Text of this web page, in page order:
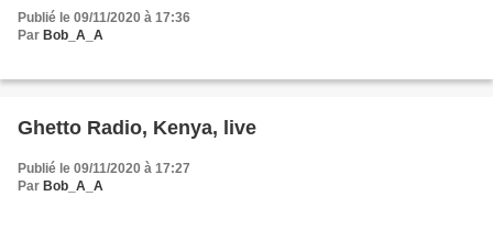
Publié le 09/11/2020 à 17:36
Par Bob_A_A
Ghetto Radio, Kenya, live
Publié le 09/11/2020 à 17:27
Par Bob_A_A